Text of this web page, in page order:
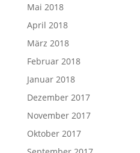
Mai 2018
April 2018
März 2018
Februar 2018
Januar 2018
Dezember 2017
November 2017
Oktober 2017